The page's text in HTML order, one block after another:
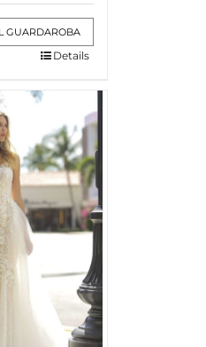
GUARDAROBA
Details